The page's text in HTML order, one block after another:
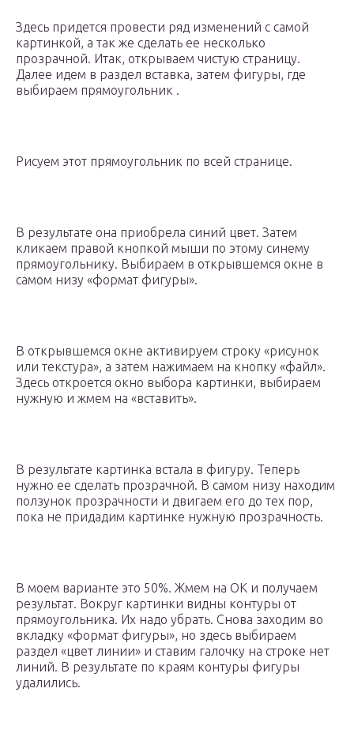
Здесь придется провести ряд изменений с самой
картинкой, а так же сделать ее несколько
прозрачной. Итак, открываем чистую страницу.
Далее идем в раздел вставка, затем фигуры, где
выбираем прямоугольник .
Рисуем этот прямоугольник по всей странице.
В результате она приобрела синий цвет. Затем
кликаем правой кнопкой мыши по этому синему
прямоугольнику. Выбираем в открывшемся окне в
самом низу «формат фигуры».
В открывшемся окне активируем строку «рисунок
или текстура», а затем нажимаем на кнопку «файл».
Здесь откроется окно выбора картинки, выбираем
нужную и жмем на «вставить».
В результате картинка встала в фигуру. Теперь
нужно ее сделать прозрачной. В самом низу находим
ползунок прозрачности и двигаем его до тех пор,
пока не придадим картинке нужную прозрачность.
В моем варианте это 50%. Жмем на ОК и получаем
результат. Вокруг картинки видны контуры от
прямоугольника. Их надо убрать. Снова заходим во
вкладку «формат фигуры», но здесь выбираем
раздел «цвет линии» и ставим галочку на строке нет
линий. В результате по краям контуры фигуры
удалились.